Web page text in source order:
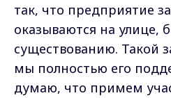
так, что предприятие
оказываются на улице,
существованию. Такой
мы полностью его
думаю, что примем